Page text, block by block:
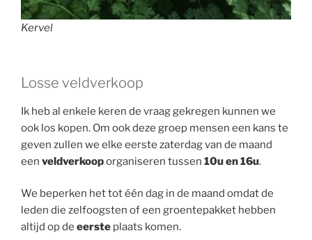
Kervel
Losse veldverkoop
Ik heb al enkele keren de vraag gekregen kunnen we
ook los kopen. Om ook deze groep mensen een kans te
geven zullen we elke eerste zaterdag van de maand
een veldverkooporganiseren tussen 10u en 16u.
We beperken het tot één dag in de maand omdat de
leden die zelfoogsten of een groentepakket hebben
altijd op de eerste plaats komen.